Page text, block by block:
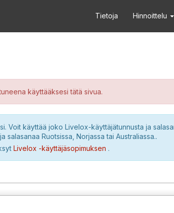
Tietoja Hinnoittelu
käyttääksesi tätä sivua.
Voit käyttää joko Livelox-käyttäjätunnusta ja
salasanaa Ruotsissa, Norjassa tai Australiassa..
Livelox -käyttäjäsopimuksen .